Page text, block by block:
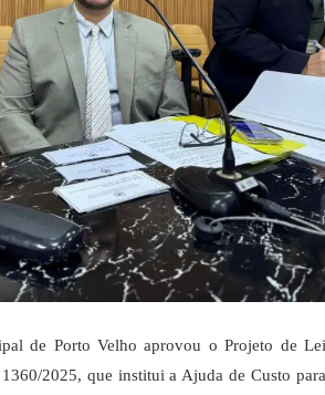
de Porto Velho aprovou o Projeto de Lei
2025, que institui a Ajuda de Custo